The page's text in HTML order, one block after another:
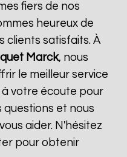
fiers de nos
heureux de
clients satisfaits. À
Marck, nous
le meilleur service
à votre écoute pour
et nous
aider. N'hésitez
pour obtenir